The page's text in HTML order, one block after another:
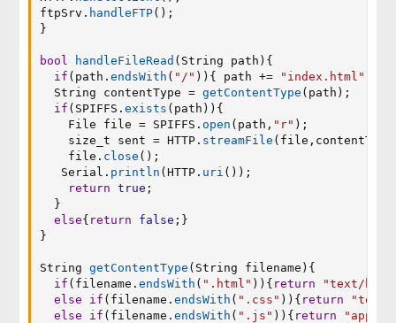
ftpSrv . handleFTP( ) ;
}
bool handleFileRead ( String path ) {
if ( path .endsWith ( "/" ) ) { path += "index.html"
  String contentType
= getContentType ( path ) ;
if ( SPIFFS .exists ( path ) ) {
    File file
= SPIFFS . open ( path , "r" ) ;
    size_t sent
= HTTP . streamFile ( file , contentType
    file
. close ( ) ;
   Serial
. println (HTTP . uri ( ) ) ;
return
true ;
}
else{ return false ; }
}
String getContentType ( String filename ) {
if ( filename .endsWith ( ".html" ) ) { return
"text/
else
if ( filename .endsWith ( ".css" ) ) { return
"text/
else
if ( filename .endsWith ( ".js" ) ) { return